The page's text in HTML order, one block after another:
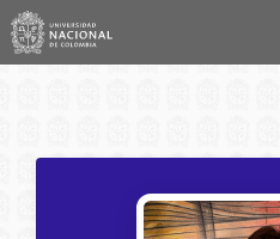
Saltar
contenido